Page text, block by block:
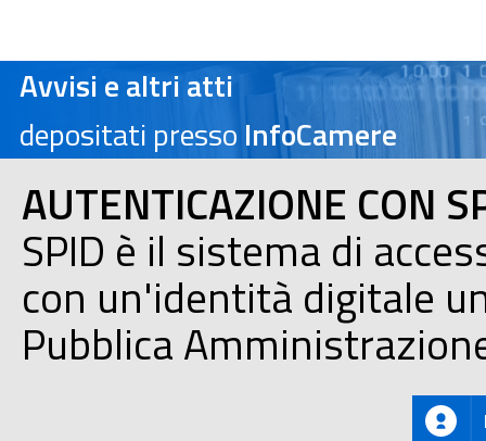
Avvisi e altri atti
depositati presso InfoCamere
AUTENTICAZIONE CON
SPID è il sistema di
con un'identità digitale
Pubblica